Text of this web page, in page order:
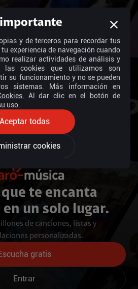
te encanta
en un solo lugar.
de canciones, listas y
personalizadas.
gratis
Entrar
y de terceros para recordar tus
experiencia de navegación cuando
realizar actividades de análisis y
las cookies que utilizamos son
su funcionamiento y no se pueden
sistemas. Más información en
Al dar clic en el botón de
uso.
Aceptar todas
cookies